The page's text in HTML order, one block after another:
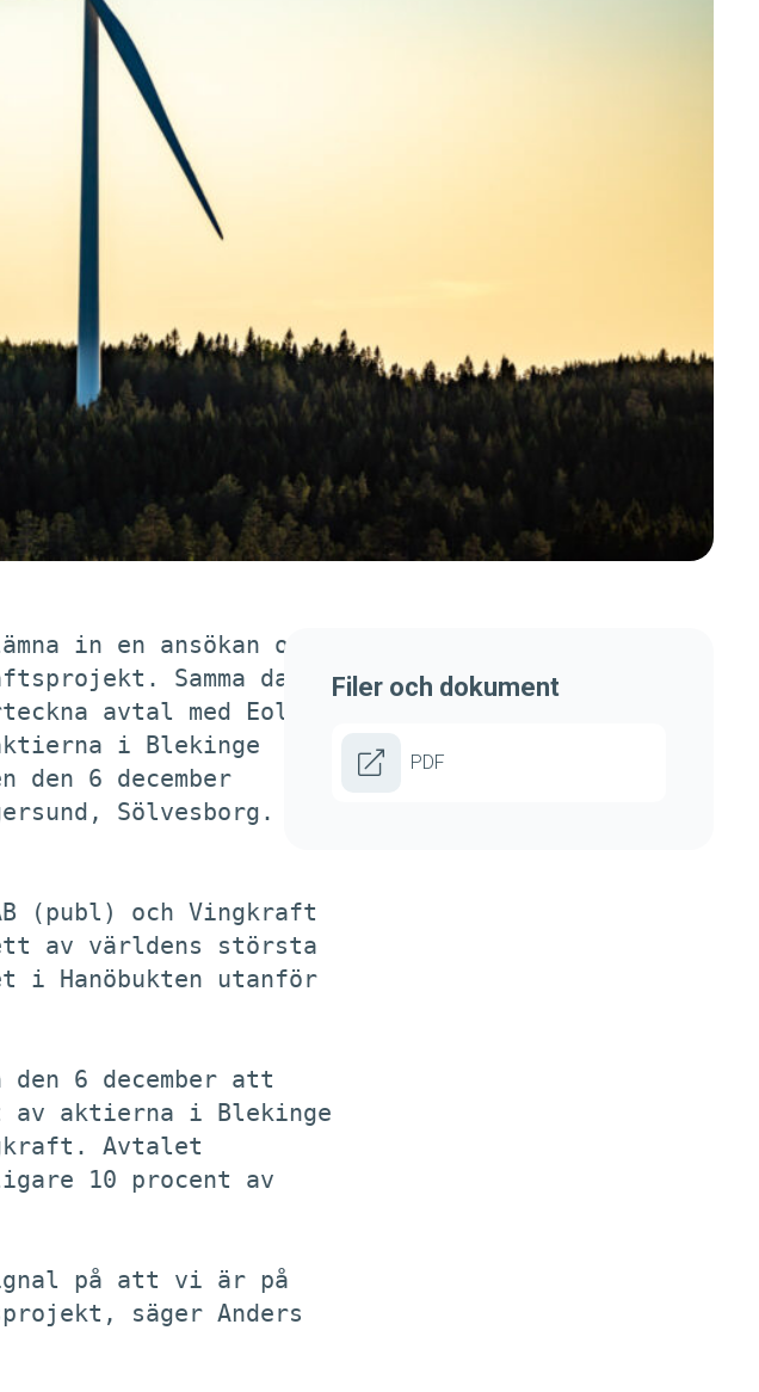
in en ansökan om
Samma dag
avtal med Eolus
i Blekinge
den 6 december
Sölvesborg.
(publ) och Vingkraft
av världens största
i Hanöbukten utanför
den 6 december att
av aktierna i Blekinge
Avtalet
10 procent av
på att vi är på
säger Anders
Filer och dokument
PDF